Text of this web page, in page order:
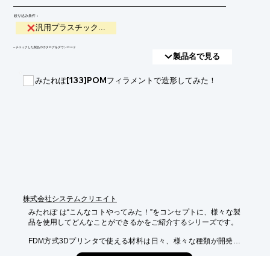
絞り込み条件：
汎用プラスチック...
​▼チェックした製品のカタログをダウンロード
製品名で見る
みたれぽ[133]POMフィラメントで造形してみた！
株式会社システムクリエイト
みたれぽ は“こんなコトやってみた！”をコンセプトに、様々な製
品を使用してどんなことができるかをご紹介するシリーズです。
FDM方式3Dプリンタで使える材料は日々、様々な種類が開発さ